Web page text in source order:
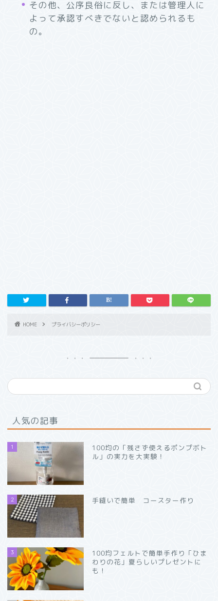
その他、公序良俗に反し、または管理人に
よって承認すべきでないと認められるも
の。
HOME プライバシーポリシー
人気の記事
1
100均の「残さず使えるポンプボト
ル」の実力を大実験！
2 手縫いで簡単 コースター作り
3
100均フェルトで簡単手作り「ひま
わりの花」夏らしいプレゼントに
も！